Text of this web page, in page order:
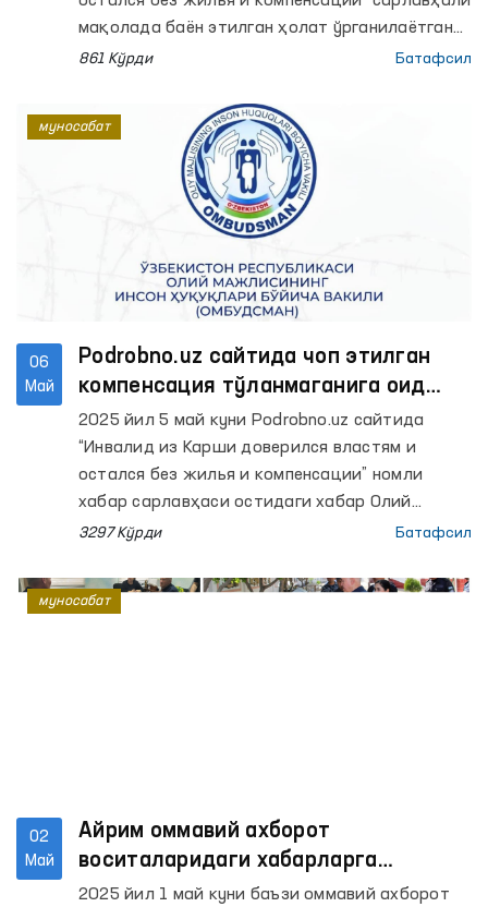
мақолада баён этилган ҳолат ўрганилаётгани
маълум қилинган эди.
861 Кўрди Батафсил
06
Май
Podrobno.uz сайтида чоп этилган
компенсация тўланмаганига оид
хабар юзасидан муносабат
2025 йил 5 май куни Podrobno.uz сайтида
“Инвалид из Карши доверился властям и
остался без жилья и компенсации” номли
хабар сарлавҳаси остидаги хабар Олий
Мажлиснинг Инсон ҳуқуқлари бўйича вакили
ўрганилмоқда.
3297 Кўрди Батафсил
муносабат
02
Май
Айрим оммавий ахборот
воситаларидаги хабарларга
муносабат
2025 йил 1 май куни баъзи оммавий ахборот
муносабат